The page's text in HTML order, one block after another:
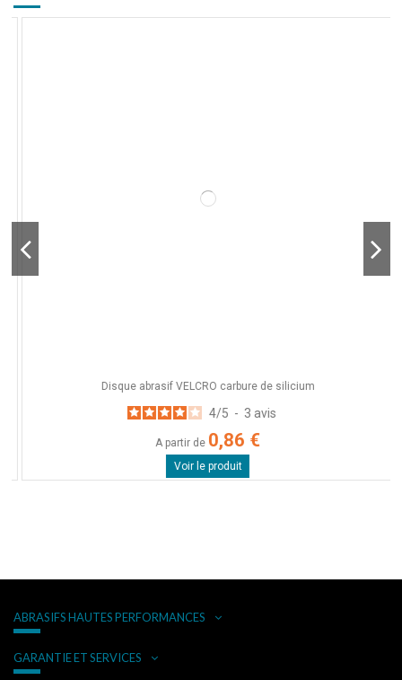
Disque abrasif VELCRO carbure de silicium
4/5- 3avis
A partir de 0,86 €
Voir le produit
ABRASIFS HAUTES PERFORMANCES
GARANTIE ET SERVICES